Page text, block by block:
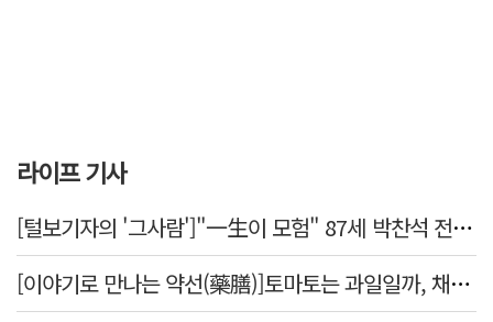
라이프 기사
[털보기자의 '그사람']"一生이 모험" 87세 박찬석 전 경북대 총장
[이야기로 만나는 약선(藥膳)]토마토는 과일일까, 채소일까